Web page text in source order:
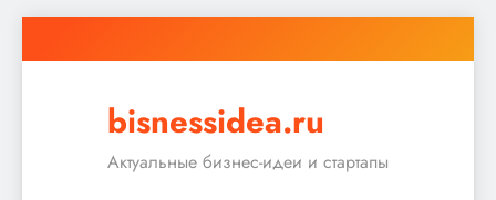
к
bisnessidea.ru
Актуальные бизнес-идеи и стартапы